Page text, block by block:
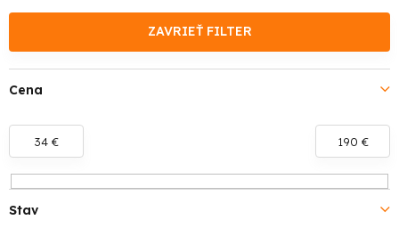
i
r
o
ZAVRIEŤ FILTER
Cena
34€ 190 €
Stav